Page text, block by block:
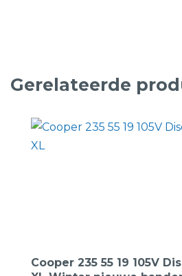
Gerelateerde
Cooper 235 55 19 105V